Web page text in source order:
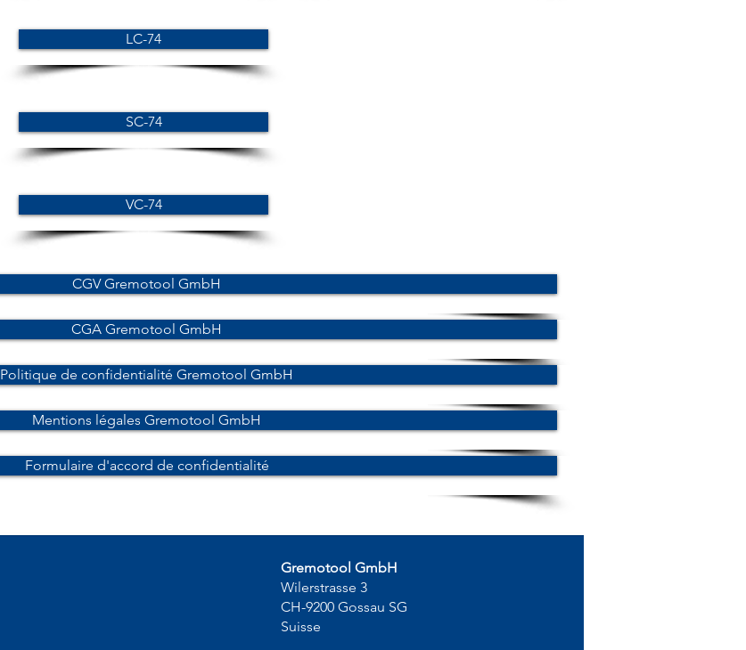
LC-74
SC-74
VC-74
Gremotool GmbH
Wilerstrasse 3
CH-9200 Gossau SG
Suisse
CGV Gremotool GmbH
CGA Gremotool GmbH
Politique de confidentialité Gremotool GmbH
Mentions légales Gremotool GmbH
Formulaire d'accord de confidentialité